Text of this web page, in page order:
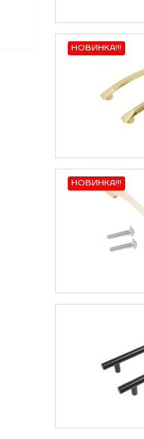
НОВИНКА!!!
НОВИНКА!!!